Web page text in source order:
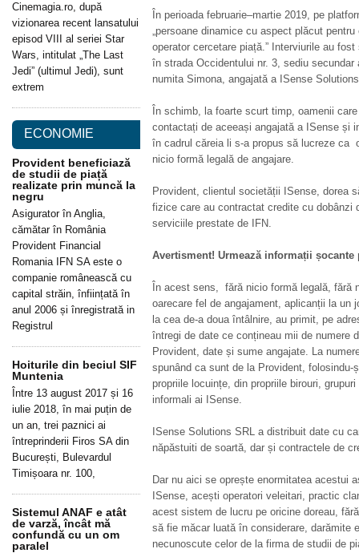
În perioada februarie–martie 2019, pe
„persoane dinamice cu aspect plăcut
operator cercetare piață.” Interviurile au
în strada Occidentului nr. 3, sediu
numita Simona, angajată a ISense
În schimb, la foarte scurt timp, oamenii
contactați de aceeași angajată a ISense și
în cadrul căreia li s-a propus să lucreze ca
nicio formă legală de angajare.
Provident, clientul societății ISense, dorea
fizice care au contractat credite cu dobânzi
serviciile prestate de IFN.
Avertisment! Urmează informații șocante
În acest sens, fără nicio formă legală, fără
oarecare fel de angajament, aplicanții la un
la cea de-a doua întâlnire, au primit, pe
întregi de date ce conțineau mii de numere
Provident, date și sume angajate. La
spunând ca sunt de la Provident, folosindu-
propriile locuințe, din propriile birouri,
informali ai ISense.
ISense Solutions SRL a distribuit date cu
năpăstuiti de soartă, dar și contractele de
Dar nu aici se oprește enormitatea acestui
ISense, acești operatori veleitari, practic
acest sistem de lucru pe oricine doreau,
să fie măcar luată în considerare, darămite
necunoscute celor de la firma de studii de
Cinemagia.ro, după
vizionarea recent lansatului
episod VIII al seriei Star
Wars, intitulat „The Last
Jedi” (ultimul Jedi), sunt
extrem
ECONOMIE
Provident beneficiază
de studii de piață
realizate prin muncă la
negru
Asigurator în Anglia,
cămătar în România
Provident Financial
Romania IFN SA este o
companie românească cu
capital străin, înființată în
anul 2006 și înregistrată in
Registrul
Hoiturile din beciul SIF
Muntenia
Între 13 august 2017 și 16
iulie 2018, în mai puțin de
un an, trei paznici ai
întreprinderii Firos SA din
București, Bulevardul
Timișoara nr. 100,
Sistemul ANAF e atât
de varză, încât mă
confundă cu un om
paralel